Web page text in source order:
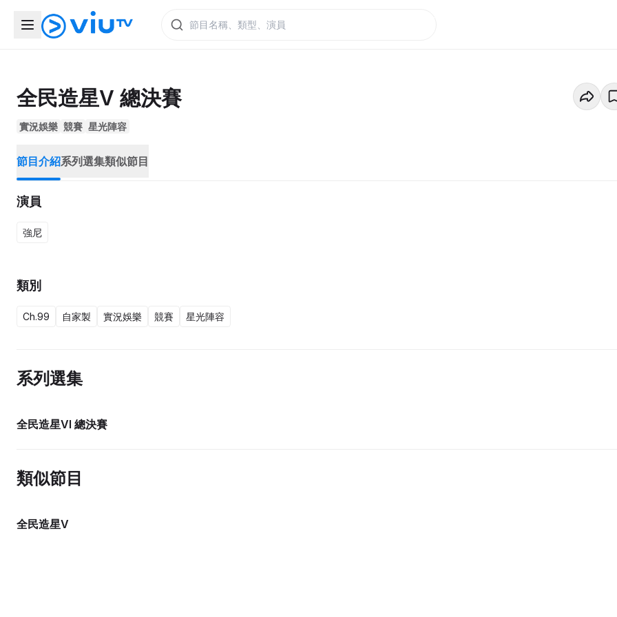
全民造星V 總決賽
實況娛樂 競賽 星光陣容
節目介紹系列選集類似節目
演員
強尼
類別
Ch.99 自家製 實況娛樂 競賽 星光陣容
系列選集
全民造星VI 總決賽
類似節目
全民造星V